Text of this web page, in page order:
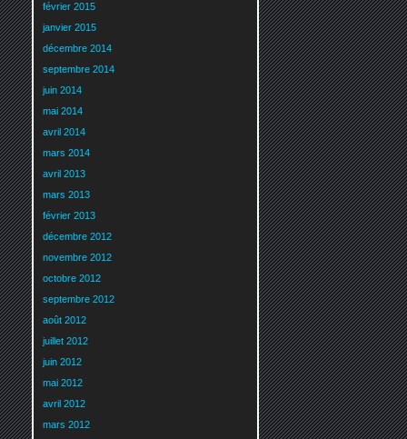
février 2015
janvier 2015
décembre 2014
septembre 2014
juin 2014
mai 2014
avril 2014
mars 2014
avril 2013
mars 2013
février 2013
décembre 2012
novembre 2012
octobre 2012
septembre 2012
août 2012
juillet 2012
juin 2012
mai 2012
avril 2012
mars 2012